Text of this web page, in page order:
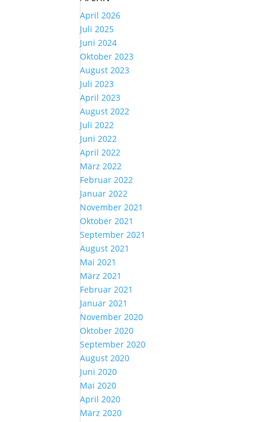
April 2026
Juli 2025
Juni 2024
Oktober 2023
August 2023
Juli 2023
April 2023
August 2022
Juli 2022
Juni 2022
April 2022
März 2022
Februar 2022
Januar 2022
November 2021
Oktober 2021
September 2021
August 2021
Mai 2021
März 2021
Februar 2021
Januar 2021
November 2020
Oktober 2020
September 2020
August 2020
Juni 2020
Mai 2020
April 2020
März 2020